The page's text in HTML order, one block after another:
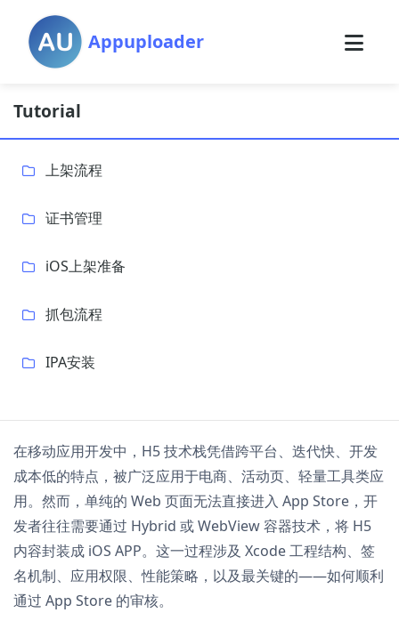
Appuploader
Tutorial
上架流程
证书管理
iOS上架准备
抓包流程
IPA安装
在移动应用开发中，H5 技术栈凭借跨平台、迭代快、开发
成本低的特点，被广泛应用于电商、活动页、轻量工具类应
用。然而，单纯的 Web 页面无法直接进入 App Store，开
发者往往需要通过 Hybrid 或 WebView 容器技术，将 H5
内容封装成 iOS APP。这一过程涉及 Xcode 工程结构、签
名机制、应用权限、性能策略，以及最关键的——如何顺利
通过 App Store 的审核。